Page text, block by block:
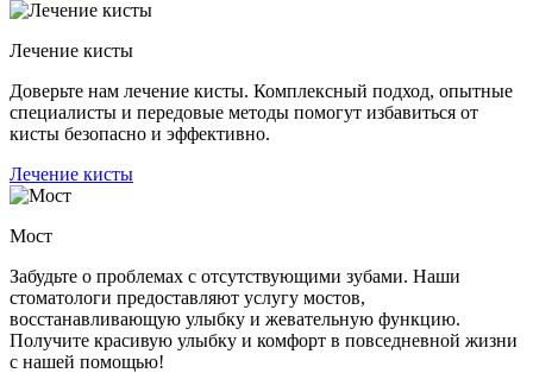
Лечение кисты
Доверьте нам лечение кисты. Комплексный подход, опытные
специалисты и передовые методы помогут избавиться от
кисты безопасно и эффективно.
Лечение кисты
Мост
Забудьте о проблемах с отсутствующими зубами. Наши
стоматологи предоставляют услугу мостов,
восстанавливающую улыбку и жевательную функцию.
Получите красивую улыбку и комфорт в повседневной жизни
с нашей помощью!